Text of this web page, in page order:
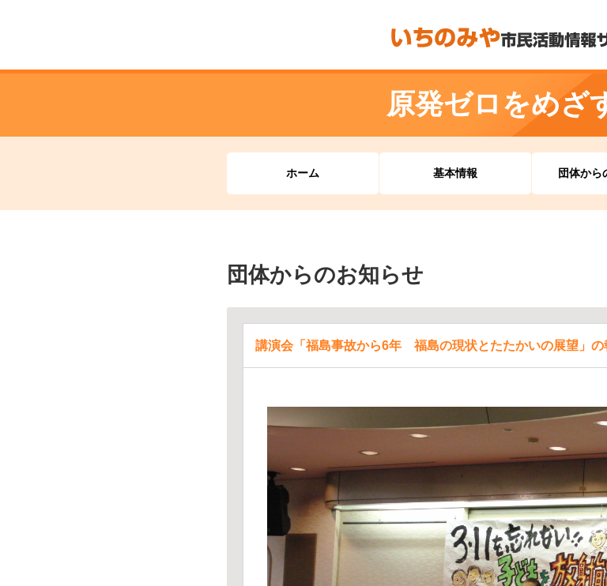
原発ゼロをめざ
ホーム 基本情報 団体から
団体からのお知らせ
講演会「福島事故から6年 福島の現状とたたかいの展望」の